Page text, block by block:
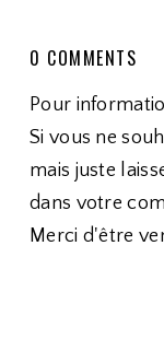
0 COMMENTS
Pour
Si vous ne
mais juste
dans votre
Merci d'être